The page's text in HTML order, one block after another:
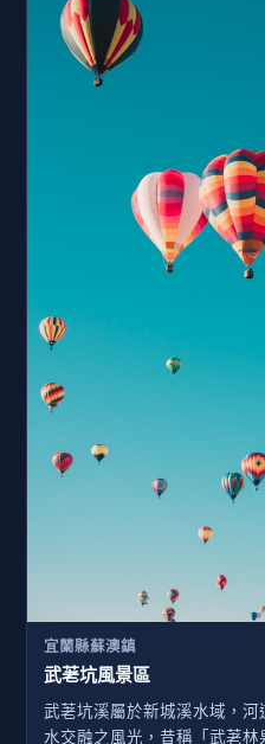
進豆腐岬的繽紛世界，順著
魚兒悠遊穿梭在珊瑚礁之間
腐岬還有一項新興的水上活
是「SUP立式單槳衝浪」，
宜蘭縣蘇澳鎮
武荖坑風景區
武荖坑溪屬於新城溪水域，
水交融之風光，昔稱「武荖